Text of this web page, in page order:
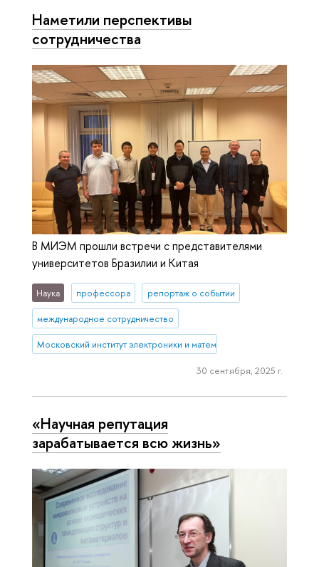
Наметили перспективы
сотрудничества
В МИЭМ прошли встречи с представителями
университетов Бразилии и Китая
Наука профессора репортаж о событии
международное сотрудничество
Московский институт электроники и математики им. А.Н. Тихонова
30 сентября, 2025 г.
«Научная репутация
зарабатывается всю жизнь»